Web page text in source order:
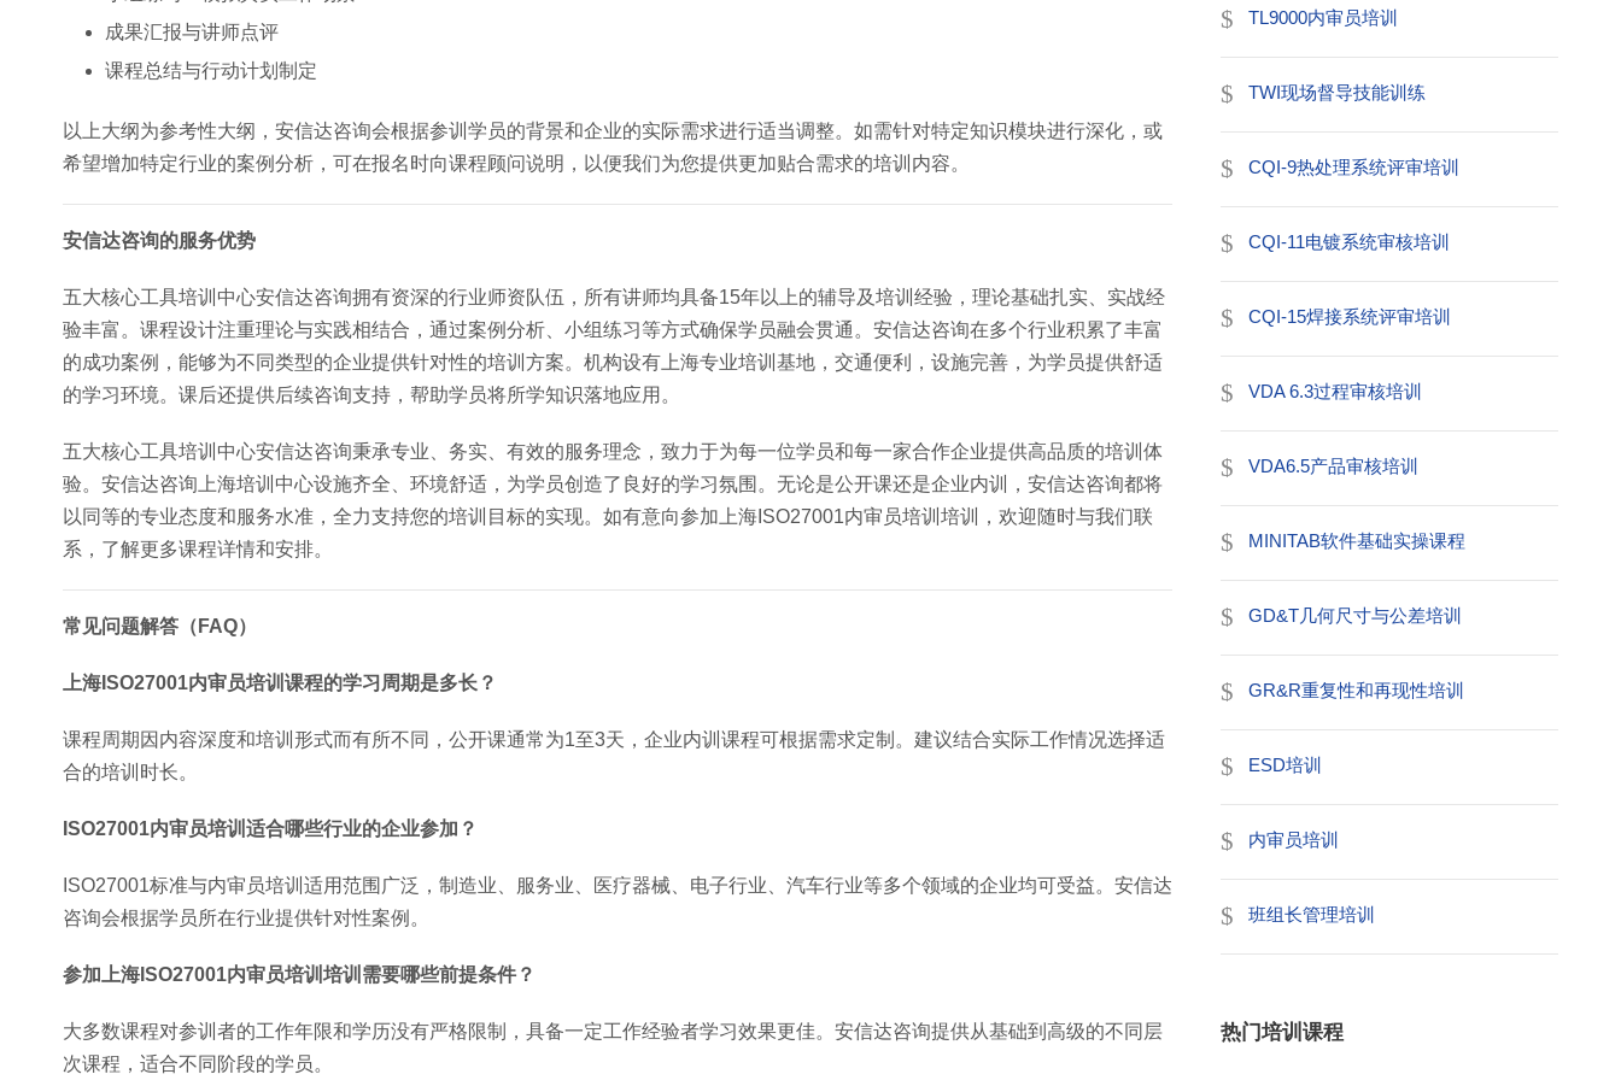
成果汇报与讲师点评
课程总结与行动计划制定
以上大纲为参考性大纲，安信达咨询会根据参训学员的背景和企业的实际需求进行适当调整。如需针对特定知识模块进行深化，或
希望增加特定行业的案例分析，可在报名时向课程顾问说明，以便我们为您提供更加贴合需求的培训内容。
安信达咨询的服务优势
五大核心工具培训中心安信达咨询拥有资深的行业师资队伍，所有讲师均具备15年以上的辅导及培训经验，理论基础扎实、实战经
验丰富。课程设计注重理论与实践相结合，通过案例分析、小组练习等方式确保学员融会贯通。安信达咨询在多个行业积累了丰富
的成功案例，能够为不同类型的企业提供针对性的培训方案。机构设有上海专业培训基地，交通便利，设施完善，为学员提供舒适
的学习环境。课后还提供后续咨询支持，帮助学员将所学知识落地应用。
五大核心工具培训中心安信达咨询秉承专业、务实、有效的服务理念，致力于为每一位学员和每一家合作企业提供高品质的培训体
验。安信达咨询上海培训中心设施齐全、环境舒适，为学员创造了良好的学习氛围。无论是公开课还是企业内训，安信达咨询都将
以同等的专业态度和服务水准，全力支持您的培训目标的实现。如有意向参加上海ISO27001内审员培训培训，欢迎随时与我们联
系，了解更多课程详情和安排。
常见问题解答（FAQ）
上海ISO27001内审员培训课程的学习周期是多长？
课程周期因内容深度和培训形式而有所不同，公开课通常为1至3天，企业内训课程可根据需求定制。建议结合实际工作情况选择适
合的培训时长。
ISO27001内审员培训适合哪些行业的企业参加？
ISO27001标准与内审员培训适用范围广泛，制造业、服务业、医疗器械、电子行业、汽车行业等多个领域的企业均可受益。安信达
咨询会根据学员所在行业提供针对性案例。
参加上海ISO27001内审员培训培训需要哪些前提条件？
大多数课程对参训者的工作年限和学历没有严格限制，具备一定工作经验者学习效果更佳。安信达咨询提供从基础到高级的不同层
次课程，适合不同阶段的学员。
TL9000内审员培训
TWI现场督导技能训练
CQI-9热处理系统评审培训
CQI-11电镀系统审核培训
CQI-15焊接系统评审培训
VDA 6.3过程审核培训
VDA6.5产品审核培训
MINITAB软件基础实操课程
GD&T几何尺寸与公差培训
GR&R重复性和再现性培训
ESD培训
内审员培训
班组长管理培训
热门培训课程